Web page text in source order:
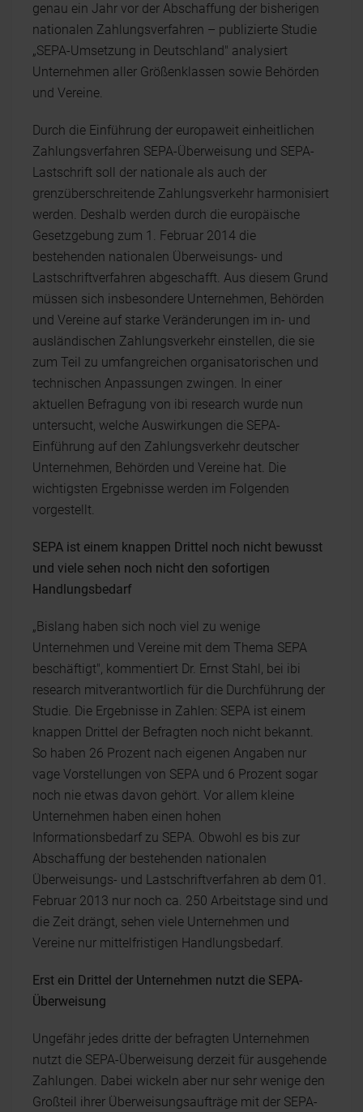
genau ein Jahr vor der Abschaffung der bisherigen
nationalen Zahlungsverfahren – publizierte Studie
„SEPA-Umsetzung in Deutschland" analysiert
Unternehmen aller Größenklassen sowie Behörden
und Vereine.
Durch die Einführung der europaweit einheitlichen
Zahlungsverfahren SEPA-Überweisung und SEPA-
Lastschrift soll der nationale als auch der
grenzüberschreitende Zahlungsverkehr harmonisiert
werden. Deshalb werden durch die europäische
Gesetzgebung zum 1. Februar 2014 die
bestehenden nationalen Überweisungs- und
Lastschriftverfahren abgeschafft. Aus diesem Grund
müssen sich insbesondere Unternehmen, Behörden
und Vereine auf starke Veränderungen im in- und
ausländischen Zahlungsverkehr einstellen, die sie
zum Teil zu umfangreichen organisatorischen und
technischen Anpassungen zwingen. In einer
aktuellen Befragung von ibi research wurde nun
untersucht, welche Auswirkungen die SEPA-
Einführung auf den Zahlungsverkehr deutscher
Unternehmen, Behörden und Vereine hat. Die
wichtigsten Ergebnisse werden im Folgenden
vorgestellt.
SEPA ist einem knappen Drittel noch nicht bewusst
und viele sehen noch nicht den sofortigen
Handlungsbedarf
„Bislang haben sich noch viel zu wenige
Unternehmen und Vereine mit dem Thema SEPA
beschäftigt", kommentiert Dr. Ernst Stahl, bei ibi
research mitverantwortlich für die Durchführung der
Studie. Die Ergebnisse in Zahlen: SEPA ist einem
knappen Drittel der Befragten noch nicht bekannt.
So haben 26 Prozent nach eigenen Angaben nur
vage Vorstellungen von SEPA und 6 Prozent sogar
noch nie etwas davon gehört. Vor allem kleine
Unternehmen haben einen hohen
Informationsbedarf zu SEPA. Obwohl es bis zur
Abschaffung der bestehenden nationalen
Überweisungs- und Lastschriftverfahren ab dem 01.
Februar 2013 nur noch ca. 250 Arbeitstage sind und
die Zeit drängt, sehen viele Unternehmen und
Vereine nur mittelfristigen Handlungsbedarf.
Erst ein Drittel der Unternehmen nutzt die SEPA-
Überweisung
Ungefähr jedes dritte der befragten Unternehmen
nutzt die SEPA-Überweisung derzeit für ausgehende
Zahlungen. Dabei wickeln aber nur sehr wenige den
Großteil ihrer Überweisungsaufträge mit der SEPA-